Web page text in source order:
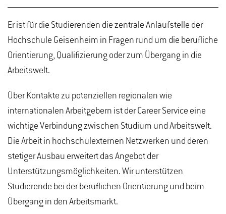
Er ist für die Studierenden die zentrale Anlaufstelle der
Hochschule Geisenheim in Fragen rund um die berufliche
Orientierung, Qualifizierung oder zum Übergang in die
Arbeitswelt.
Über Kontakte zu potenziellen regionalen wie
internationalen Arbeitgebern ist der Career Service eine
wichtige Verbindung zwischen Studium und Arbeitswelt.
Die Arbeit in hochschulexternen Netzwerken und deren
stetiger Ausbau erweitert das Angebot der
Unterstützungsmöglichkeiten. Wir unterstützen
Studierende bei der beruflichen Orien­tierung und beim
Übergang in den Arbeitsmarkt.